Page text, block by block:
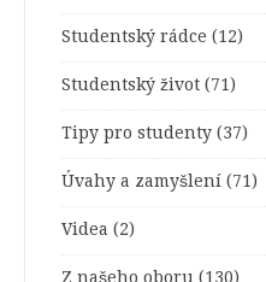
Studentský rádce (12)
Studentský život (71)
Tipy pro studenty (37)
Úvahy a zamyšlení (71)
Videa (2)
Z našeho oboru (130)